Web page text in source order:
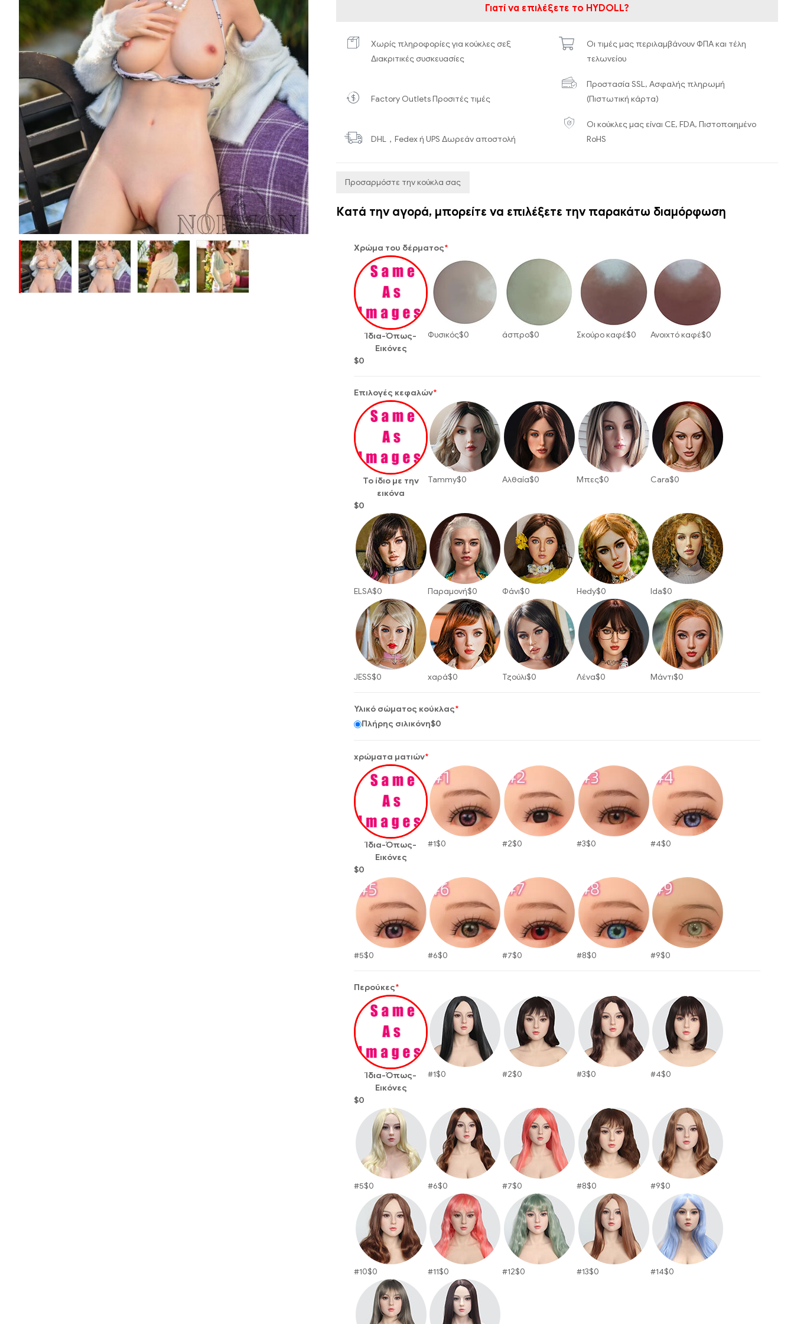
Γιατί να επιλέξετε το HYDOLL?
Χωρίς πληροφορίες για κούκλες σεξ
Διακριτικές συσκευασίες
Οι τιμές μας περιλαμβάνουν ΦΠΑ και τέλη
τελωνείου
Factory Outlets Προσιτές τιμές
Προστασία SSL, Ασφαλής πληρωμή
(Πιστωτική κάρτα)
DHL，Fedex ή UPS Δωρεάν αποστολή
Οι κούκλες μας είναι CE, FDA, Πιστοποιημένο
RoHS
Προσαρμόστε την κούκλα σας
Κατά την αγορά, μπορείτε να επιλέξετε την παρακάτω διαμόρφωση
*
Χρώμα του δέρματος
Ίδια-Όπως-
Εικόνες
$0
Φυσικός$0 άσπρο$0 Σκούρο καφέ$0 Ανοιχτό καφέ$0
*
Επιλογές κεφαλών
Το ίδιο με την
εικόνα
$0
Tammy$0 Αλθαία$0 Μπες$0 Cara$0
ELSA$0 Παραμονή$0 Φάνι$0 Hedy$0 Ida$0
JESS$0 χαρά$0 Τζούλι$0 Λένα$0 Μάντι$0
*
Υλικό σώματος κούκλας
Πλήρης σιλικόνη$0
*
χρώματα ματιών
Ίδια-Όπως-
Εικόνες
$0
#1$0 #2$0 #3$0 #4$0
#5$0 #6$0 #7$0 #8$0 #9$0
*
Περούκες
Ίδια-Όπως-
Εικόνες
$0
#1$0 #2$0 #3$0 #4$0
#5$0 #6$0 #7$0 #8$0 #9$0
#10$0 #11$0 #12$0 #13$0 #14$0